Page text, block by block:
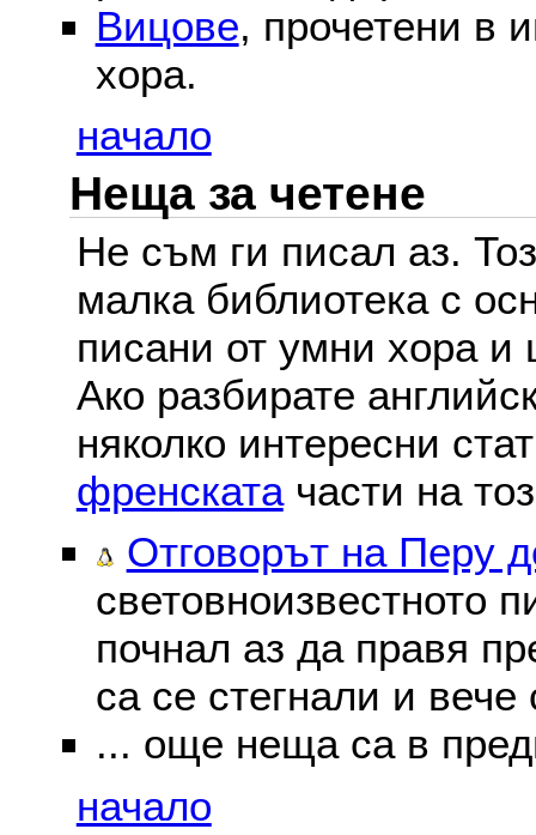
Вицове, прочетени в
хора.
начало
Неща за четене
Не съм ги писал аз.
малка библиотека с
писани от умни хора и
Ако разбирате
няколко интересни
френскатачасти на
Отговорът на Перу
световноизвестното
почнал аз да правя
са се стегнали и вече
... още неща са в
начало